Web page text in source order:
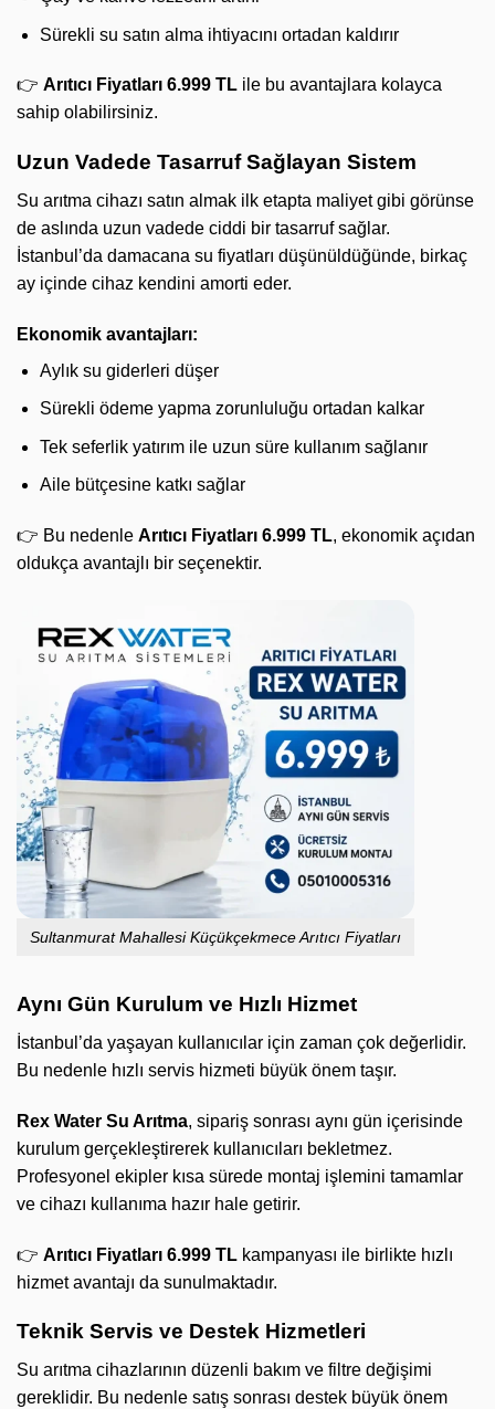
Sürekli su satın alma ihtiyacını ortadan kaldırır
👉 Arıtıcı Fiyatları 6.999 TL ile bu avantajlara kolayca
sahip olabilirsiniz.
Uzun Vadede Tasarruf Sağlayan Sistem
Su arıtma cihazı satın almak ilk etapta maliyet gibi görünse
de aslında uzun vadede ciddi bir tasarruf sağlar.
İstanbul’da damacana su fiyatları düşünüldüğünde, birkaç
ay içinde cihaz kendini amorti eder.
Ekonomik avantajları:
Aylık su giderleri düşer
Sürekli ödeme yapma zorunluluğu ortadan kalkar
Tek seferlik yatırım ile uzun süre kullanım sağlanır
Aile bütçesine katkı sağlar
👉 Bu nedenle Arıtıcı Fiyatları 6.999 TL, ekonomik açıdan
oldukça avantajlı bir seçenektir.
Sultanmurat Mahallesi Küçükçekmece Arıtıcı Fiyatları
Aynı Gün Kurulum ve Hızlı Hizmet
İstanbul’da yaşayan kullanıcılar için zaman çok değerlidir.
Bu nedenle hızlı servis hizmeti büyük önem taşır.
Rex Water Su Arıtma, sipariş sonrası aynı gün içerisinde
kurulum gerçekleştirerek kullanıcıları bekletmez.
Profesyonel ekipler kısa sürede montaj işlemini tamamlar
ve cihazı kullanıma hazır hale getirir.
👉 Arıtıcı Fiyatları 6.999 TL kampanyası ile birlikte hızlı
hizmet avantajı da sunulmaktadır.
Teknik Servis ve Destek Hizmetleri
Su arıtma cihazlarının düzenli bakım ve filtre değişimi
gereklidir. Bu nedenle satış sonrası destek büyük önem